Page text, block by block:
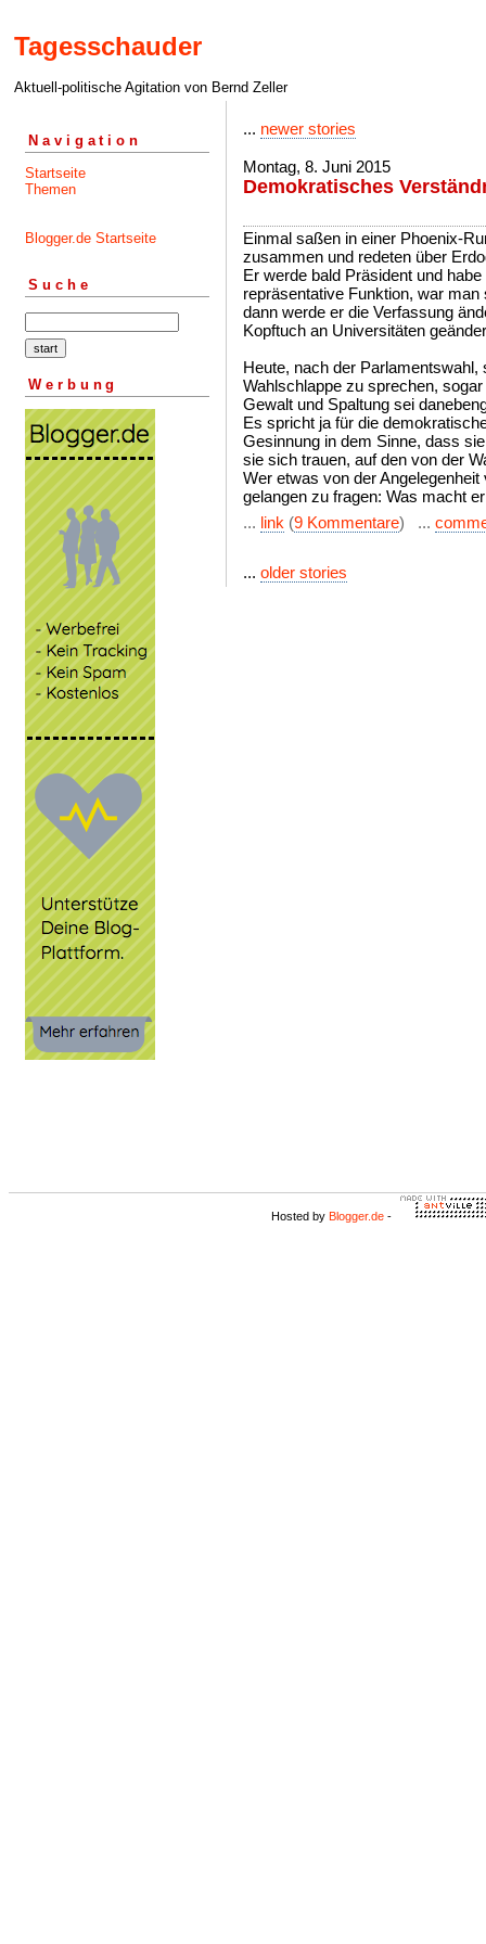
Tagesschauder
Aktuell-politische Agitation von Bernd Zeller
Navigation
Startseite
Themen
Blogger.de Startseite
Suche
Werbung
... newer stories
Montag, 8. Juni 2015
Demokratisches
Einmal saßen in einer Phoenix-
zusammen und redeten über
Er werde bald Präsident und
repräsentative Funktion, war
dann werde er die Verfassung
Kopftuch an Universitäten
Heute, nach der Parlamentswahl,
Wahlschlappe zu sprechen,
Gewalt und Spaltung sei
Es spricht ja für die
Gesinnung in dem Sinne, dass
sie sich trauen, auf den von der
Wer etwas von der
gelangen zu fragen: Was macht
... link (9 Kommentare) ...
... older stories
Hosted by Blogger.de -